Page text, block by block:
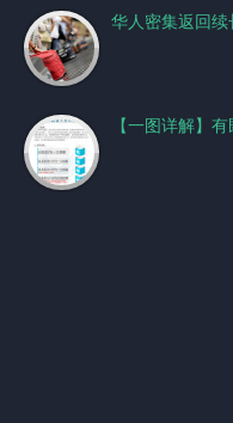
华人密集返回续
【一图详解】